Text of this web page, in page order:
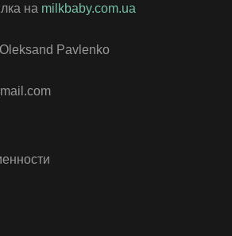
на milkbaby.com.ua
Pavlenko